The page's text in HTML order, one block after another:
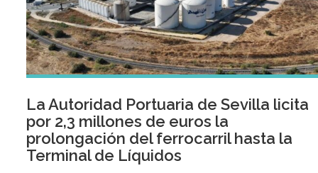
La Autoridad Portuaria de Sevilla licita
por 2,3 millones de euros la
prolongación del ferrocarril hasta la
Terminal de Líquidos